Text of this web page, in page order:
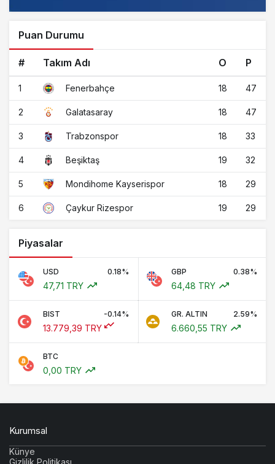
Puan Durumu
# Takım Adı O P
1 Fenerbahçe 18 47
2 Galatasaray 18 47
3 Trabzonspor 18 33
4 Beşiktaş 19 32
5 Mondihome Kayserispor 18 29
6 Çaykur Rizespor 19 29
Piyasalar
USD 0.18%
47,71 TRY
GBP 0.38%
64,48 TRY
BIST -0.14%
13.779,39 TRY
GR. ALTIN 2.59%
6.660,55 TRY
BTC
0,00 TRY
Kurumsal
Künye